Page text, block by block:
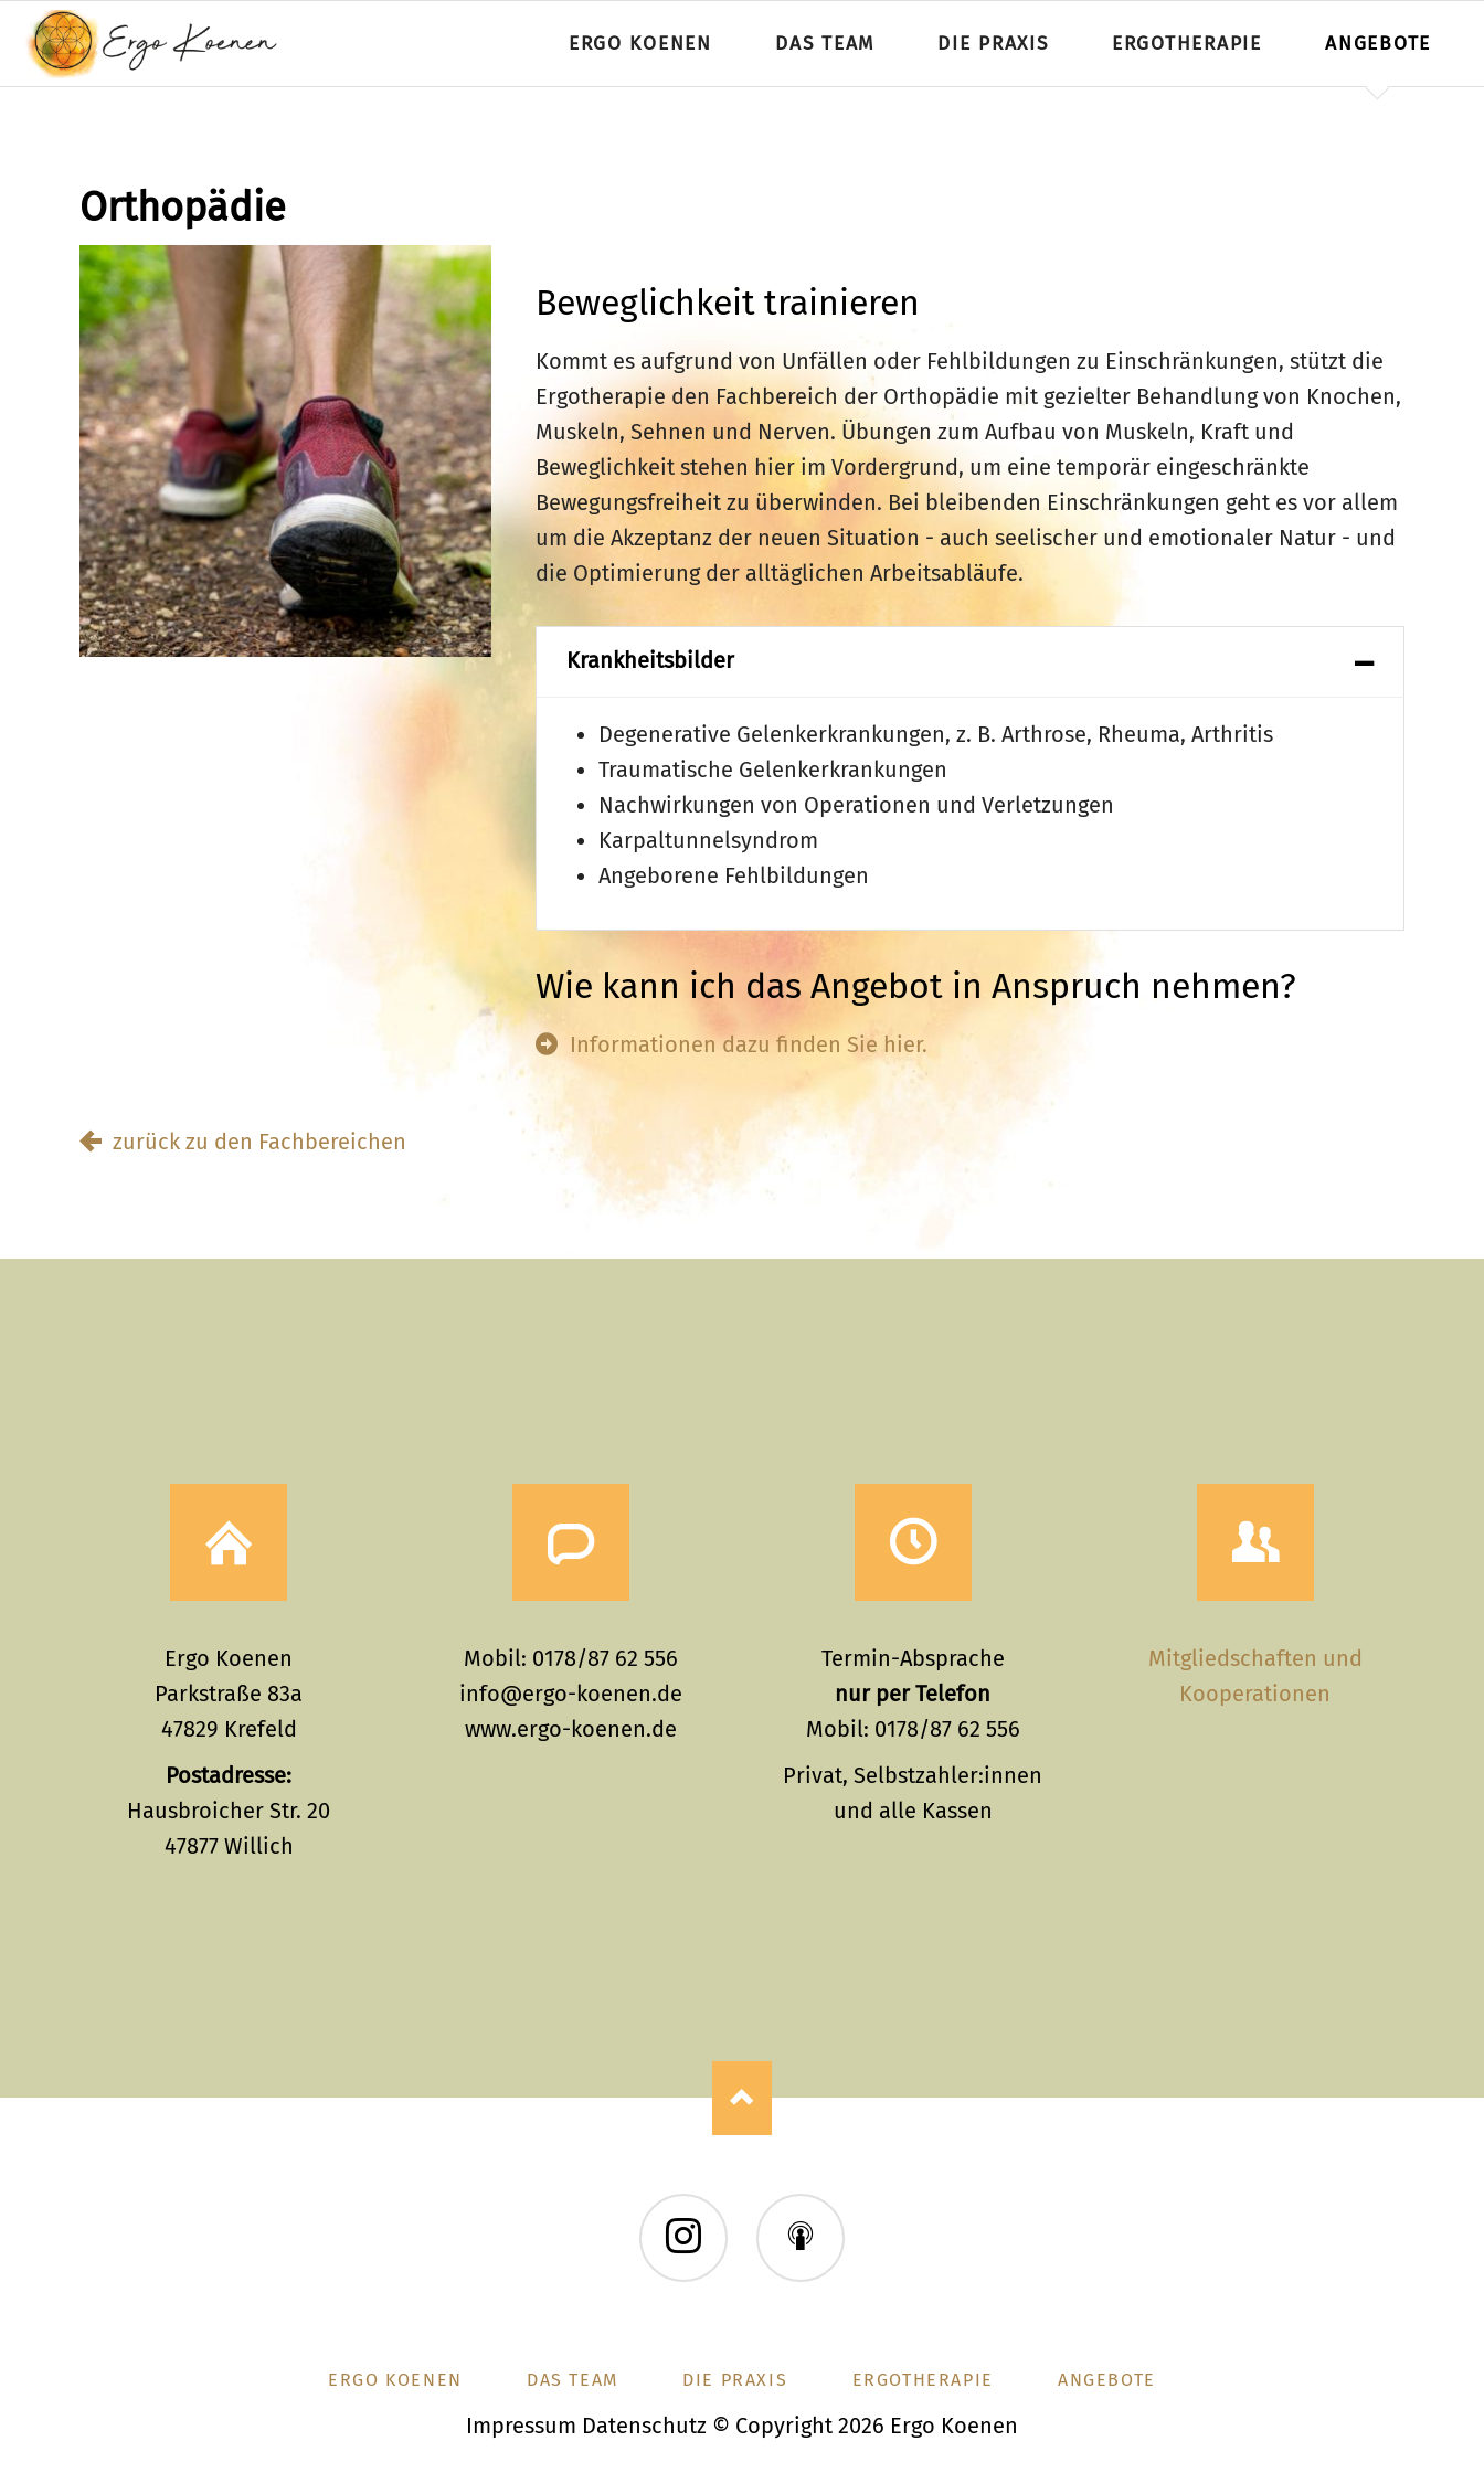
ERGO KOENEN DAS TEAM DIE PRAXIS ERGOTHERAPIE ANGEBOTE
Neurologie
Orthopädie
Beweglichkeit trainieren
Kommt es aufgrund von Unfällen oder Fehlbildungen zu Einschränkungen, stützt die
Ergotherapie den Fachbereich der Orthopädie mit gezielter Behandlung von Knochen,
Muskeln, Sehnen und Nerven. Übungen zum Aufbau von Muskeln, Kraft und
Beweglichkeit stehen hier im Vordergrund, um eine temporär eingeschränkte
Bewegungsfreiheit zu überwinden. Bei bleibenden Einschränkungen geht es vor allem
um die Akzeptanz der neuen Situation - auch seelischer und emotionaler Natur - und
die Optimierung der alltäglichen Arbeitsabläufe.
Krankheitsbilder
Degenerative Gelenkerkrankungen, z. B. Arthrose, Rheuma, Arthritis
Traumatische Gelenkerkrankungen
Nachwirkungen von Operationen und Verletzungen
Karpaltunnelsyndrom
Angeborene Fehlbildungen
Wie kann ich das Angebot in Anspruch nehmen?
Informationen dazu finden Sie hier.
zurück zu den Fachbereichen
Ergo Koenen
Parkstraße 83a
47829 Krefeld
Postadresse:
Hausbroicher Str. 20
47877 Willich
Mobil: 0178/87 62 556
info@ergo-koenen.de
www.ergo-koenen.de
Termin-Absprache
nur per Telefon
Mobil: 0178/87 62 556
Privat, Selbstzahler:innen
und alle Kassen
Mitgliedschaften und
Kooperationen
ÜBERSPRINGEN
ERGO KOENEN DAS TEAM DIE PRAXIS ERGOTHERAPIE ANGEBOTE
Impressum Datenschutz © Copyright 2026 Ergo Koenen